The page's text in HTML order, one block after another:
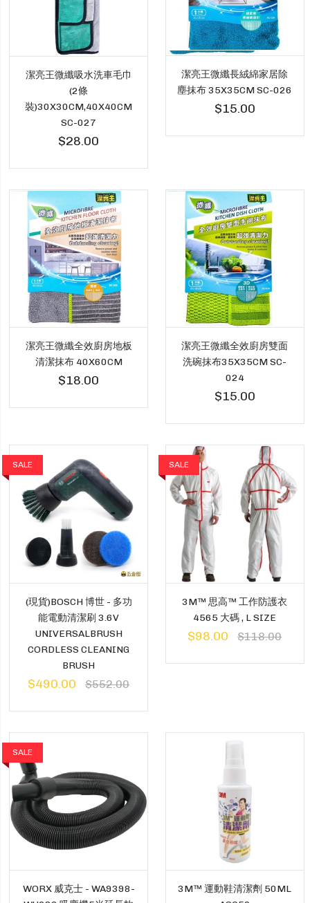
潔亮王微纖吸水洗車毛巾
(2條
裝)30X30CM,40X40CM
SC-027
$28.00
潔亮王微纖長絨綿家居除
塵抹布 35X35CM SC-026
$15.00
潔亮王微纖全效廚房地板
清潔抹布 40X60CM
$18.00
潔亮王微纖全效廚房雙面
洗碗抹布35X35CM SC-
024
$15.00
SALE
(現貨)BOSCH 博世 - 多功
能電動清潔刷 3.6V
UNIVERSALBRUSH
CORDLESS CLEANING
BRUSH
$490.00 $552.00
SALE
3M™ 思高™ 工作防護衣
4565 大碼 , L SIZE
$98.00 $118.00
SALE
WORX 威克士 - WA9398-
3M™️ 運動鞋清潔劑 50ML